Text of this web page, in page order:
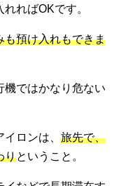
ればOKです。
も預け入れもできま
機ではかなり危ない
ロンは、 旅先で、
りということ。